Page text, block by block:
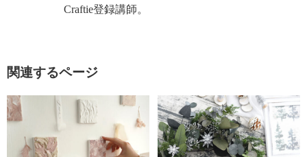
Craftie登録講師。
関連するページ